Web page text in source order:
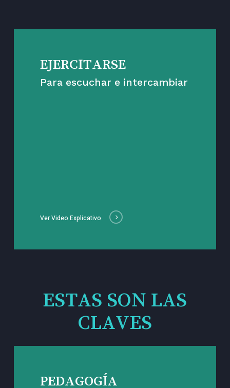
EJERCITARSE
Para escuchar e intercambiar
Ver Video Explicativo
ESTAS SON LAS
CLAVES
PEDAGOGÍA